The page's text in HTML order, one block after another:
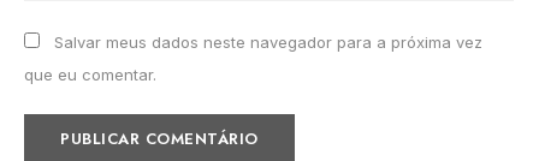
Salvar meus dados neste navegador para a próxima vez
que eu comentar.